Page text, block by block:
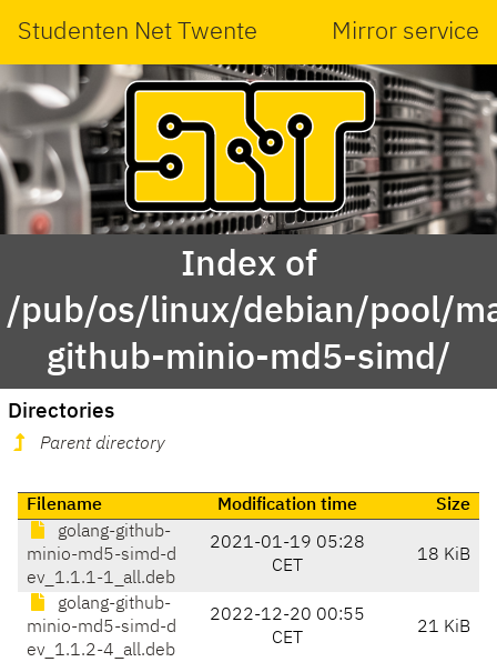
Studenten Net Twente Mirror service
Index of
/pub/os/linux/debian/pool/
github-minio-md5-simd/
Directories
Parent directory
Filename Modification time
Size
golang-github-
minio-md5-simd-d
ev_1.1.1-1_all.deb
2021-01-19 05:28
CET
18 KiB
golang-github-
minio-md5-simd-d
ev_1.1.2-4_all.deb
2022-12-20 00:55
CET
21 KiB